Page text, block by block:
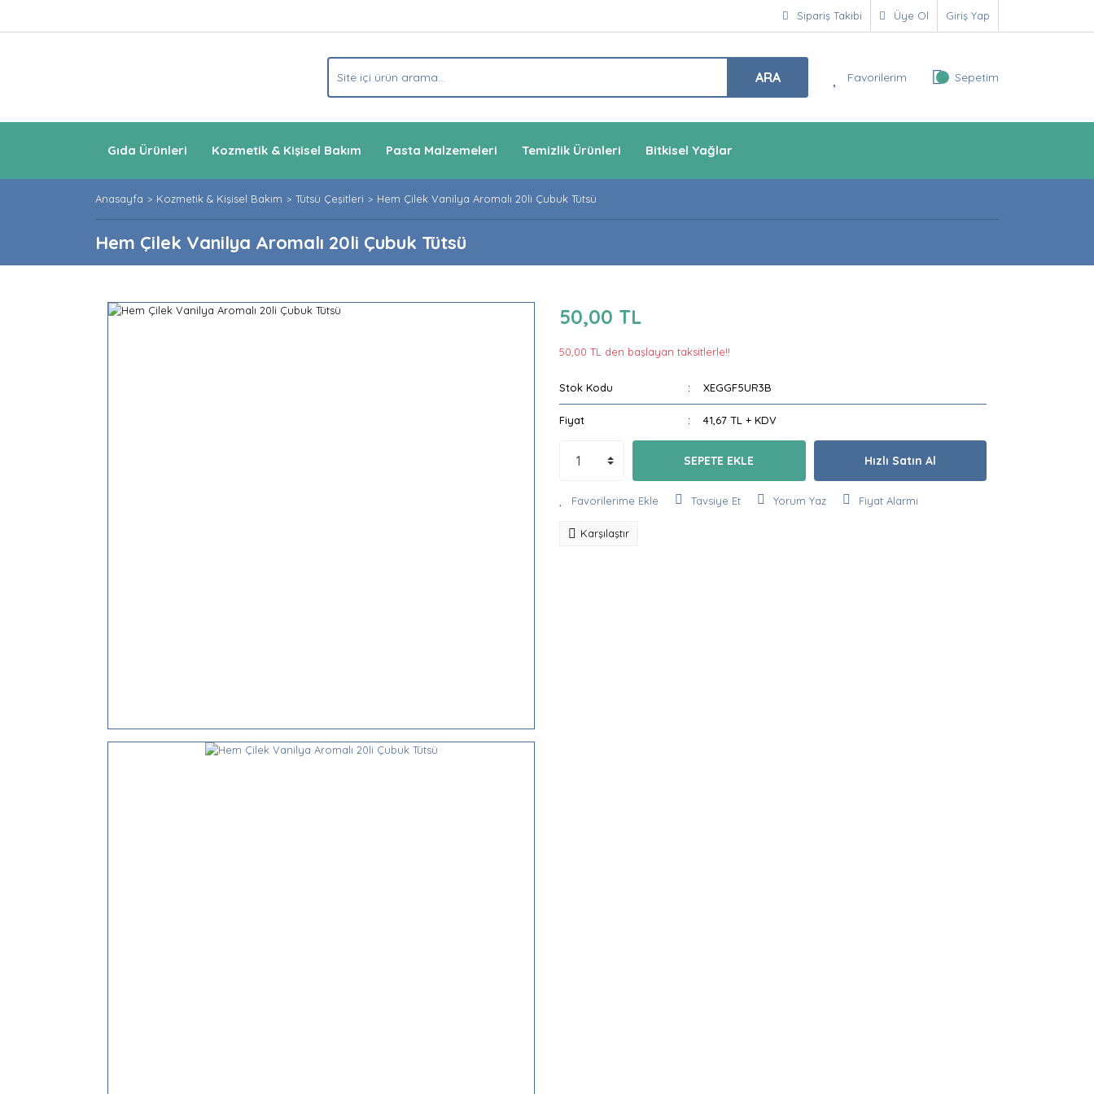
Sipariş Takibi Üye Ol Giriş Yap
ARA Favorilerim Sepetim
Gıda Ürünleri Kozmetik & Kişisel Bakım Pasta Malzemeleri Temizlik Ürünleri Bitkisel Yağlar
Anasayfa Kozmetik & Kişisel Bakım Tütsü Çeşitleri Hem Çilek Vanilya Aromalı 20li Çubuk Tütsü
Hem Çilek Vanilya Aromalı 20li Çubuk Tütsü
50,00 TL
50,00 TL den başlayan taksitlerle!!
Stok Kodu XEGGF5UR3B
Fiyat 41,67 TL + KDV
SEPETE EKLE Hızlı Satın Al
Tavsiye Et Yorum Yaz Fiyat Alarmı
Karşılaştır